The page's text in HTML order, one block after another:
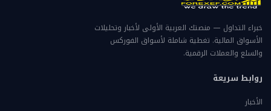
خبراء التداول — منصتك العربية الأولى لأخبار وتحليلات
الأسواق المالية. تغطية شاملة لأسواق الفوركس
والسلع والعملات الرقمية.
روابط سريعة
الأخبار